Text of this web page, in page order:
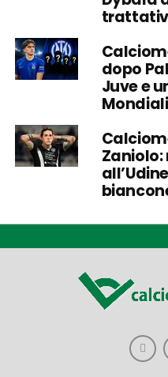
dopo
Juve e